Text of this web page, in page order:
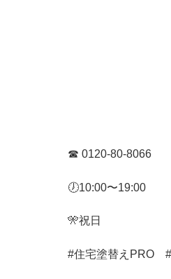
☎︎ 0120-80-8066
🕖10:00〜19:00
🎌祝日
#住宅塗替え PRO #